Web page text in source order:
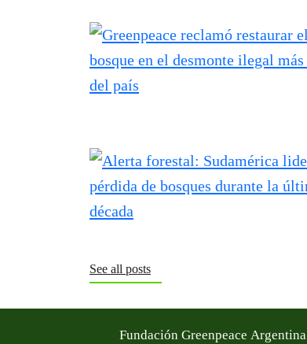
See all posts
Fundación Greenpeace Argentina